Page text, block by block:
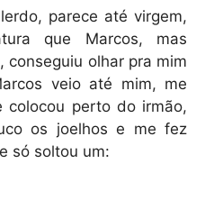
parece até virgem,
que Marcos, mas
conseguiu olhar pra mim
veio até mim, me
colocou perto do irmão,
os joelhos e me fez
só soltou um: